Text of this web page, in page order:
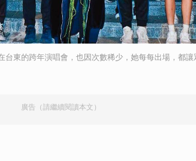
台東的跨年演唱會，也因次數稀少，她每每出場，都
廣告（請繼續閱讀本文）